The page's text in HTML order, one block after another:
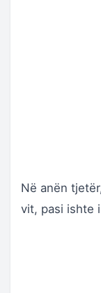
Në anën
vit, pasi ishte